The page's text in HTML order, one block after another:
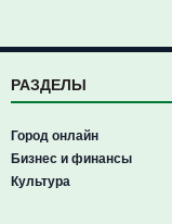
РАЗДЕЛЫ
Город онлайн
Бизнес и финансы
Культура